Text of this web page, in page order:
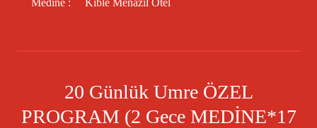
Medine : Kıble Menazil Otel
20 Günlük Umre ÖZEL
PROGRAM (2 Gece MEDİNE*17